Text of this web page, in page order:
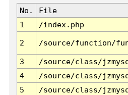
No. File
1
/index.php
2 /source/function/
3 /source/class/
4
/source/class/
5
/source/class/